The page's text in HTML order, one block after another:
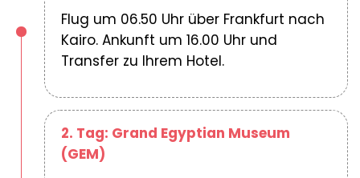
Flug um 06.50 Uhr über Frankfurt nach
Kairo. Ankunft um 16.00 Uhr und
Transfer zu Ihrem Hotel.
2. Tag: Grand Egyptian Museum
(GEM)